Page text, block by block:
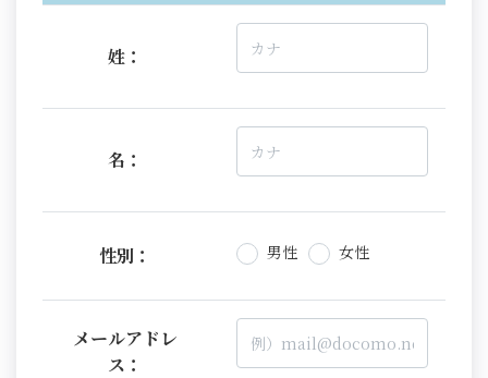
姓：
名：
性別： 男性 女性
メールアドレ
ス：